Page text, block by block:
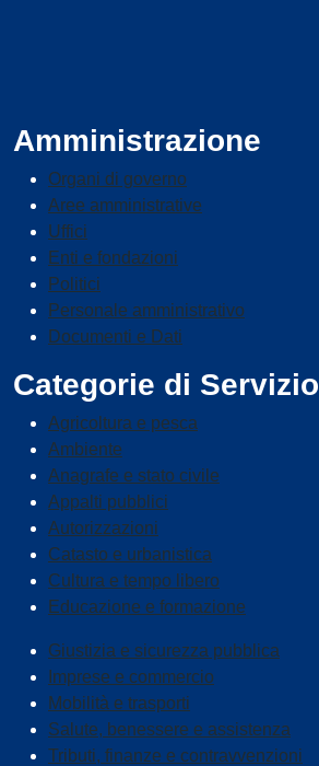
Amministrazione
Organi di governo
Aree amministrative
Uffici
Enti e fondazioni
Politici
Personale amministrativo
Documenti e Dati
Categorie di Servizio
Agricoltura e pesca
Ambiente
Anagrafe e stato civile
Appalti pubblici
Autorizzazioni
Catasto e urbanistica
Cultura e tempo libero
Educazione e formazione
Giustizia e sicurezza pubblica
Imprese e commercio
Mobilità e trasporti
Salute, benessere e assistenza
Tributi, finanze e contravvenzioni